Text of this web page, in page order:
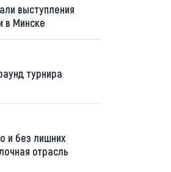
выступления
в Минске
турнира
и без лишних
отрасль